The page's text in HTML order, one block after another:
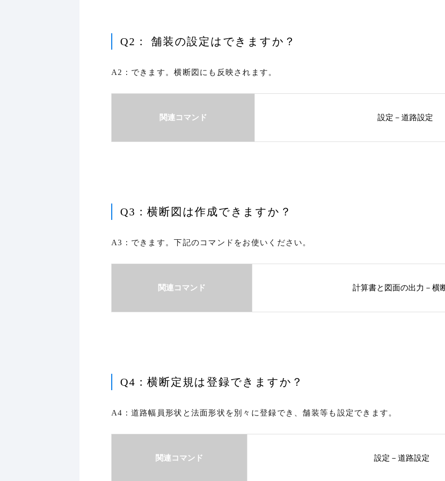
Q2： 舗装の設定はできますか？
A2：できます。横断図にも反映されます。
関連コマンド 設定－道路設定
Q3：横断図は作成できますか？
A3：できます。下記のコマンドをお使いください。
関連コマンド 計算書と図面の出力－横
Q4：横断定規は登録できますか？
A4：道路幅員形状と法面形状を別々に登録でき、舗装等も設定できます。
関連コマンド 設定－道路設定